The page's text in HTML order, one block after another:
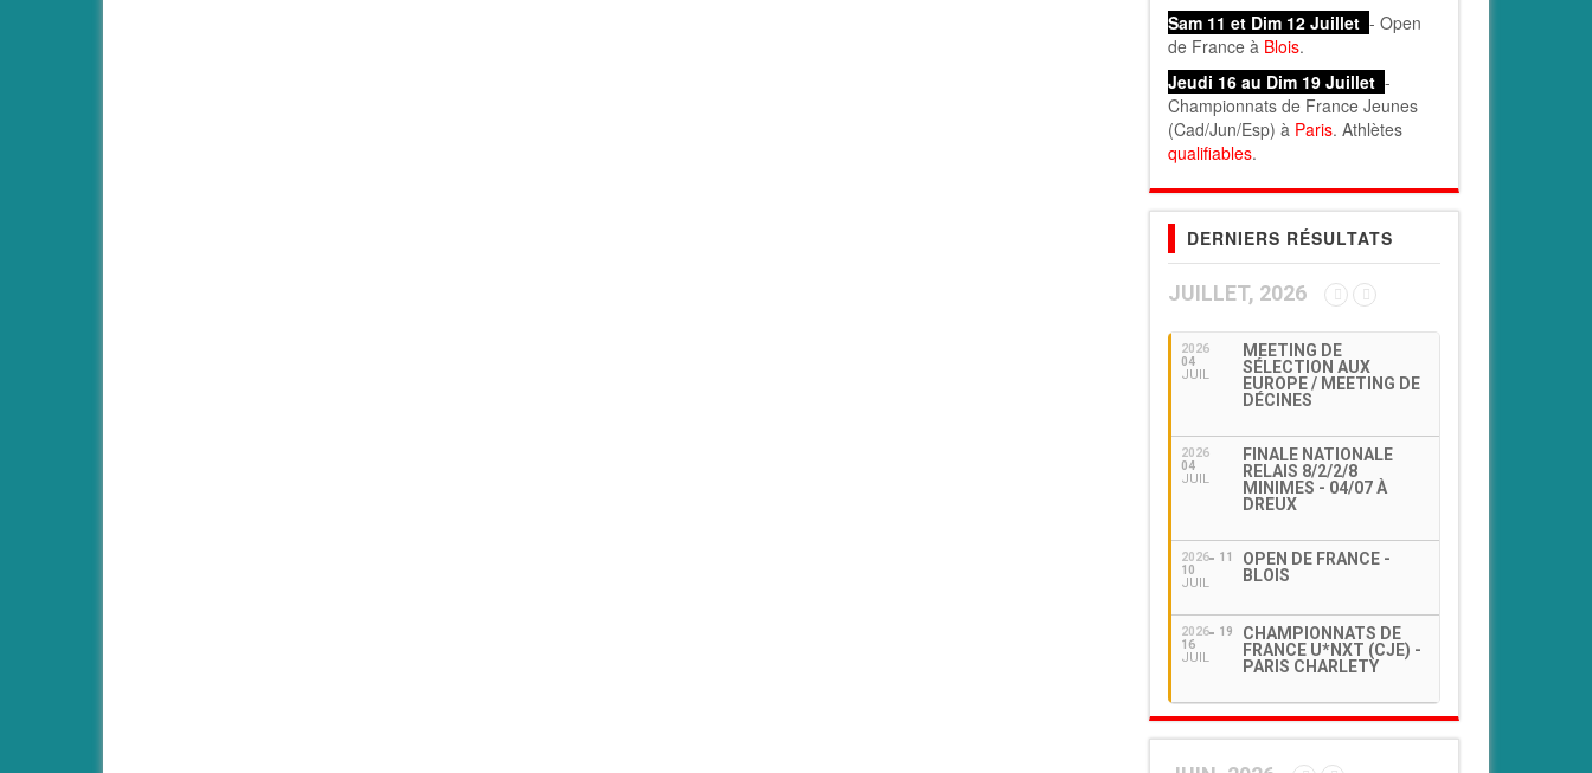
Sam 11 et Dim 12 Juillet - Open
de France à Blois.
Jeudi 16 au Dim 19 Juillet -
Championnats de France Jeunes
(Cad/Jun/Esp) à Paris. Athlètes
qualifiables.
DERNIERS RÉSULTATS
JUILLET, 2026
2026
04
JUIL
MEETING DE
SÉLECTION AUX
EUROPE / MEETING DE
DÉCINES
2026
04
JUIL
FINALE NATIONALE
RELAIS 8/2/2/8
MINIMES - 04/07 À
DREUX
2026
10
JUIL
11
OPEN DE FRANCE -
BLOIS
2026
16
JUIL
19
CHAMPIONNATS DE
FRANCE U*NXT (CJE) -
PARIS CHARLETY